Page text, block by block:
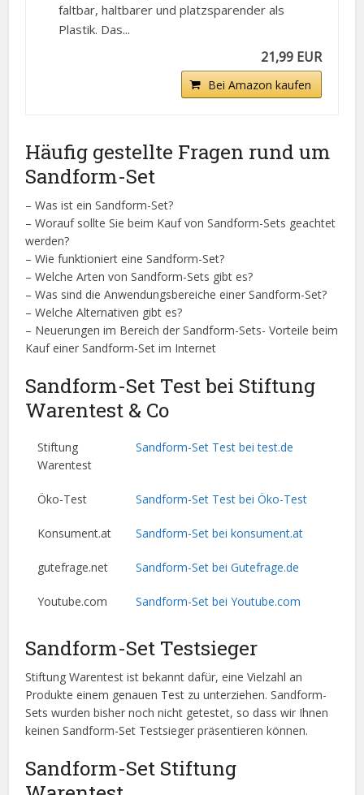
faltbar, haltbarer und platzsparender als
Plastik. Das...
21,99 EUR
Bei Amazon kaufen
Häufig gestellte Fragen rund um
Sandform-Set
– Was ist ein Sandform-Set?
– Worauf sollte Sie beim Kauf von Sandform-Sets geachtet
werden?
– Wie funktioniert eine Sandform-Set?
– Welche Arten von Sandform-Sets gibt es?
– Was sind die Anwendungsbereiche einer Sandform-Set?
– Welche Alternativen gibt es?
– Neuerungen im Bereich der Sandform-Sets- Vorteile beim
Kauf einer Sandform-Set im Internet
Sandform-Set Test bei Stiftung
Warentest & Co
Stiftung
Warentest
Sandform-Set Test bei test.de
Öko-Test Sandform-Set Test bei Öko-Test
Konsument.at Sandform-Set bei konsument.at
gutefrage.net Sandform-Set bei Gutefrage.de
Youtube.com Sandform-Set bei Youtube.com
Sandform-Set Testsieger
Stiftung Warentest ist bekannt dafür, eine Vielzahl an
Produkte einem genauen Test zu unterziehen. Sandform-
Sets wurden bisher noch nicht getestet, so dass wir Ihnen
keinen Sandform-Set Testsieger präsentieren können.
Sandform-Set Stiftung